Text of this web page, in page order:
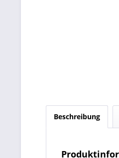
Beschreibung